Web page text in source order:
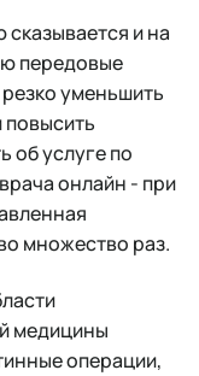
и на
передовые
уменьшить
повысить
об услуге по
онлайн - при
множество раз.
медицины
операции,